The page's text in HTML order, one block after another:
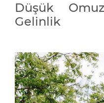
Düşük
Gelinlik